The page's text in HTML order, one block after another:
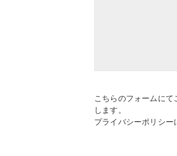
こちらのフォームに
します。
プライバシーポリシー